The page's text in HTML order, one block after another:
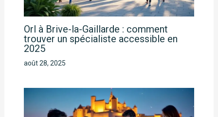
Orl à Brive-la-Gaillarde : comment
trouver un spécialiste accessible en
2025
août 28, 2025